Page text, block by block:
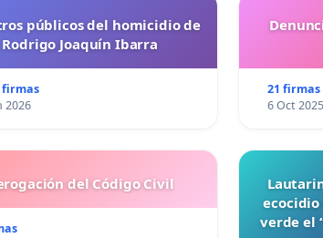
públicos del homicidio de
Rodrigo Joaquín Ibarra
firmas
2026
21 firmas
6 Oct 2025
del Código Civil
verde el